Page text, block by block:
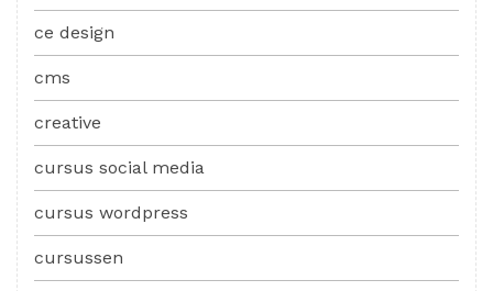
ce design
cms
creative
cursus social media
cursus wordpress
cursussen